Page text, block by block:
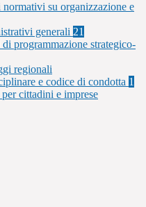
su organizzazione e
generali 21
programmazione strategico-
regionali
e codice di condotta 1
cittadini e imprese